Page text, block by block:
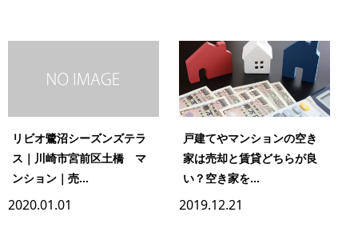
リビオ鷺沼シーズンズテラ
ス｜川崎市宮前区土橋 マ
ンション｜売...
2020.01.01
戸建てやマンションの空き
家は売却と賃貸どちらが良
い？空き家を...
2019.12.21